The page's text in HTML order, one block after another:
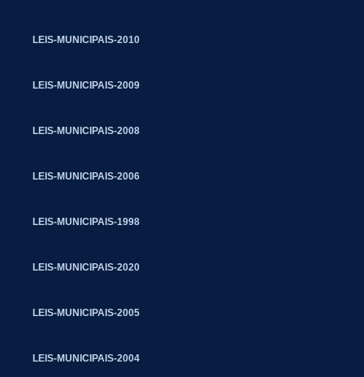
LEIS-MUNICIPAIS-2010
LEIS-MUNICIPAIS-2009
LEIS-MUNICIPAIS-2008
LEIS-MUNICIPAIS-2006
LEIS-MUNICIPAIS-1998
LEIS-MUNICIPAIS-2020
LEIS-MUNICIPAIS-2005
LEIS-MUNICIPAIS-2004